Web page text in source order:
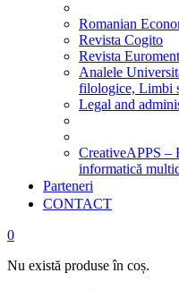
Romanian
Revista Cogito
Revista
Analele
filologice, Limbi
Legal and
CreativeAPPS –
informatică
Parteneri
CONTACT
0
Nu există produse în coș.